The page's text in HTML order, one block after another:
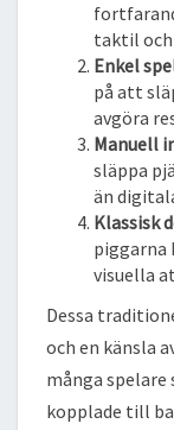
taktil och
Enkel
på att
avgöra
Manuell
släppa
än
Klassisk
piggarna
visuella
Dessa
och en känsla
många
kopplade till